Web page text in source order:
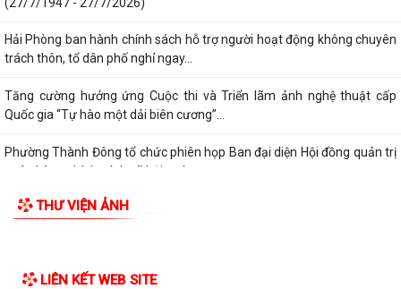
TIN MỚI
cứu, học tập, quán triệt và triển...
túy có thể bị phạt tù đến 05 năm theo...
luận số 166-KL/TW của Bộ Chính trị...
Thư tri ân nhân Kỷ niệm 79 năm Ngày Thương binh - Liệt sĩ
(27/7/1947 - 27/7/2026)
trách thôn, tổ dân phố nghỉ ngay...